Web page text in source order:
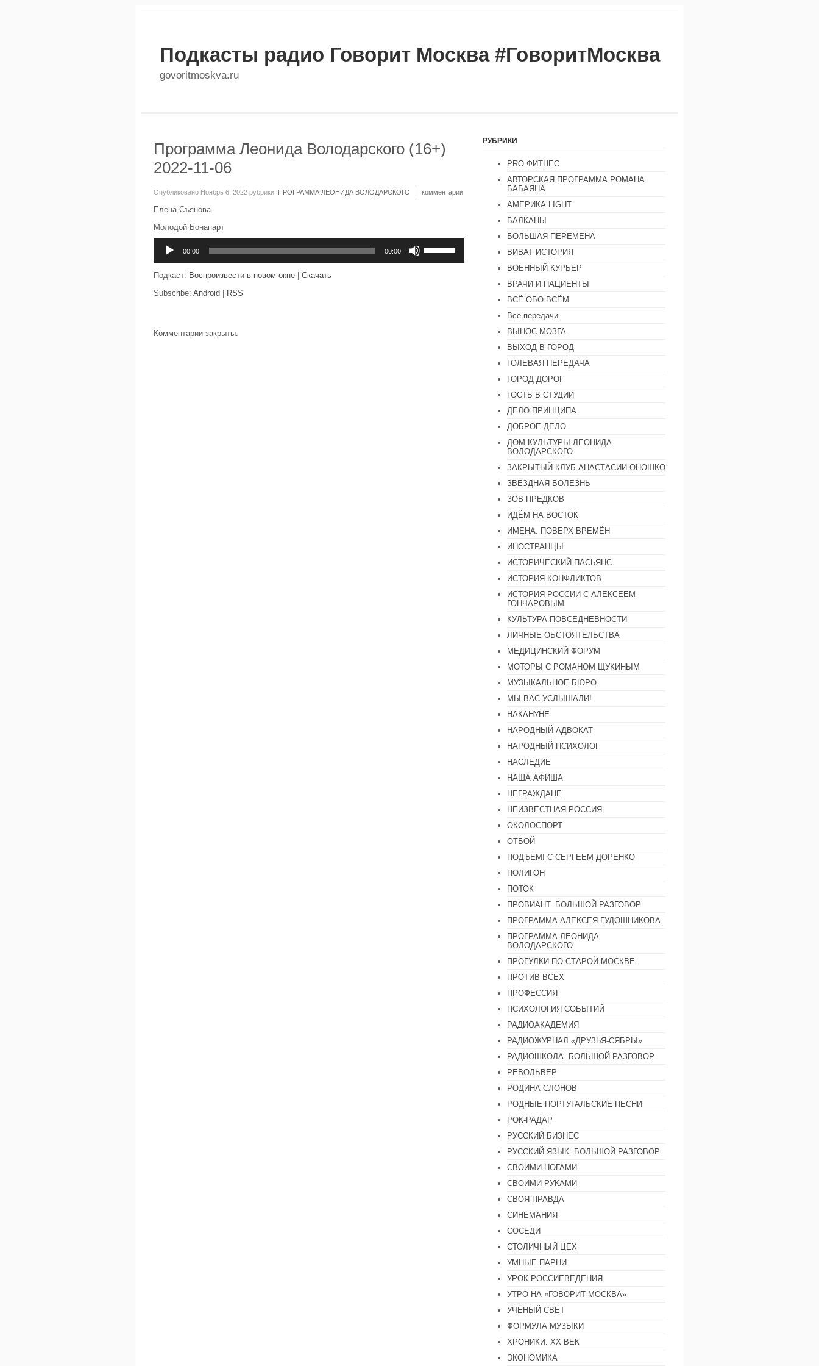
Подкасты радио Говорит Москва #ГоворитМосква
govoritmoskva.ru
Программа Леонида Володарского (16+)
2022-11-06
Опубликовано Ноябрь 6, 2022 рубрики: ПРОГРАММА ЛЕОНИДА ВОЛОДАРСКОГО | комментарии
Елена Съянова
Молодой Бонапарт
00:00 00:00
клавиши
Подкаст: Воспроизвести в новом окне
Скачать
Subscribe: Android RSS
Комментарии закрыты.
РУБРИКИ
PRO ФИТНЕС
АВТОРСКАЯ ПРОГРАММА РОМАНА
БАБАЯНА
АМЕРИКА.LIGHT
БАЛКАНЫ
БОЛЬШАЯ ПЕРЕМЕНА
ВИВАТ ИСТОРИЯ
ВОЕННЫЙ КУРЬЕР
ВРАЧИ И ПАЦИЕНТЫ
ВСЁ ОБО ВСЁМ
Все передачи
ВЫНОС МОЗГА
ВЫХОД В ГОРОД
ГОЛЕВАЯ ПЕРЕДАЧА
ГОРОД ДОРОГ
ГОСТЬ В СТУДИИ
ДЕЛО ПРИНЦИПА
ДОБРОЕ ДЕЛО
ДОМ КУЛЬТУРЫ ЛЕОНИДА
ВОЛОДАРСКОГО
ЗАКРЫТЫЙ КЛУБ АНАСТАСИИ ОНОШКО
ЗВЁЗДНАЯ БОЛЕЗНЬ
ЗОВ ПРЕДКОВ
ИДЁМ НА ВОСТОК
ИМЕНА. ПОВЕРХ ВРЕМЁН
ИНОСТРАНЦЫ
ИСТОРИЧЕСКИЙ ПАСЬЯНС
ИСТОРИЯ КОНФЛИКТОВ
ИСТОРИЯ РОССИИ С АЛЕКСЕЕМ
ГОНЧАРОВЫМ
КУЛЬТУРА ПОВСЕДНЕВНОСТИ
ЛИЧНЫЕ ОБСТОЯТЕЛЬСТВА
МЕДИЦИНСКИЙ ФОРУМ
МОТОРЫ С РОМАНОМ ЩУКИНЫМ
МУЗЫКАЛЬНОЕ БЮРО
МЫ ВАС УСЛЫШАЛИ!
НАКАНУНЕ
НАРОДНЫЙ АДВОКАТ
НАРОДНЫЙ ПСИХОЛОГ
НАСЛЕДИЕ
НАША АФИША
НЕГРАЖДАНЕ
НЕИЗВЕСТНАЯ РОССИЯ
ОКОЛОСПОРТ
ОТБОЙ
ПОДЪЁМ! С СЕРГЕЕМ ДОРЕНКО
ПОЛИГОН
ПОТОК
ПРОВИАНТ. БОЛЬШОЙ РАЗГОВОР
ПРОГРАММА АЛЕКСЕЯ ГУДОШНИКОВА
ПРОГРАММА ЛЕОНИДА
ВОЛОДАРСКОГО
ПРОГУЛКИ ПО СТАРОЙ МОСКВЕ
ПРОТИВ ВСЕХ
ПРОФЕССИЯ
ПСИХОЛОГИЯ СОБЫТИЙ
РАДИОАКАДЕМИЯ
РАДИОЖУРНАЛ «ДРУЗЬЯ-СЯБРЫ»
РАДИОШКОЛА. БОЛЬШОЙ РАЗГОВОР
РЕВОЛЬВЕР
РОДИНА СЛОНОВ
РОДНЫЕ ПОРТУГАЛЬСКИЕ ПЕСНИ
РОК-РАДАР
РУССКИЙ БИЗНЕС
РУССКИЙ ЯЗЫК. БОЛЬШОЙ РАЗГОВОР
СВОИМИ НОГАМИ
СВОИМИ РУКАМИ
СВОЯ ПРАВДА
СИНЕМАНИЯ
СОСЕДИ
СТОЛИЧНЫЙ ЦЕХ
УМНЫЕ ПАРНИ
УРОК РОССИЕВЕДЕНИЯ
УТРО НА «ГОВОРИТ МОСКВА»
УЧЁНЫЙ СВЕТ
ФОРМУЛА МУЗЫКИ
ХРОНИКИ. ХХ ВЕК
ЭКОНОМИКА